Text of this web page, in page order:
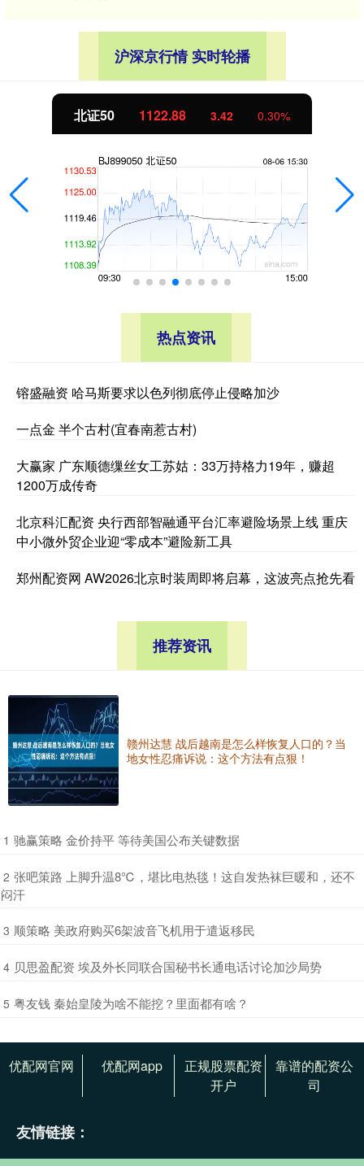
沪深京行情 实时轮播
创业板指 3515.56
热点资讯
镕盛融资 哈马斯要求以色列彻底停止侵略加沙
一点金 半个古村(宜春南惹古村)
大赢家 广东顺德缫丝女工苏姑：33万持格力19年，赚超
1200万成传奇
北京科汇配资 央行西部智融通平台汇率避险场景上线 重庆
中小微外贸企业迎“零成本”避险新工具
郑州配资网 AW2026北京时装周即将启幕，这波亮点抢先看
推荐资讯
赣州达慧 战后越南是怎么样恢复人口的？当
地女性忍痛诉说：这个方法有点狠！
1 ​驰赢策略 金价持平 等待美国公布关键数据
2 ​张吧策路 上脚升温8℃，堪比电热毯！这自发热袜巨暖和，还不
闷汗
3 ​顺策略 美政府购买6架波音飞机用于遣返移民
4 ​贝思盈配资 埃及外长同联合国秘书长通电话讨论加沙局势
5 ​粤友钱 秦始皇陵为啥不能挖？里面都有啥？
优配网官网 优配网app
正规股票配资
开户
靠谱的配资公
司
友情链接：